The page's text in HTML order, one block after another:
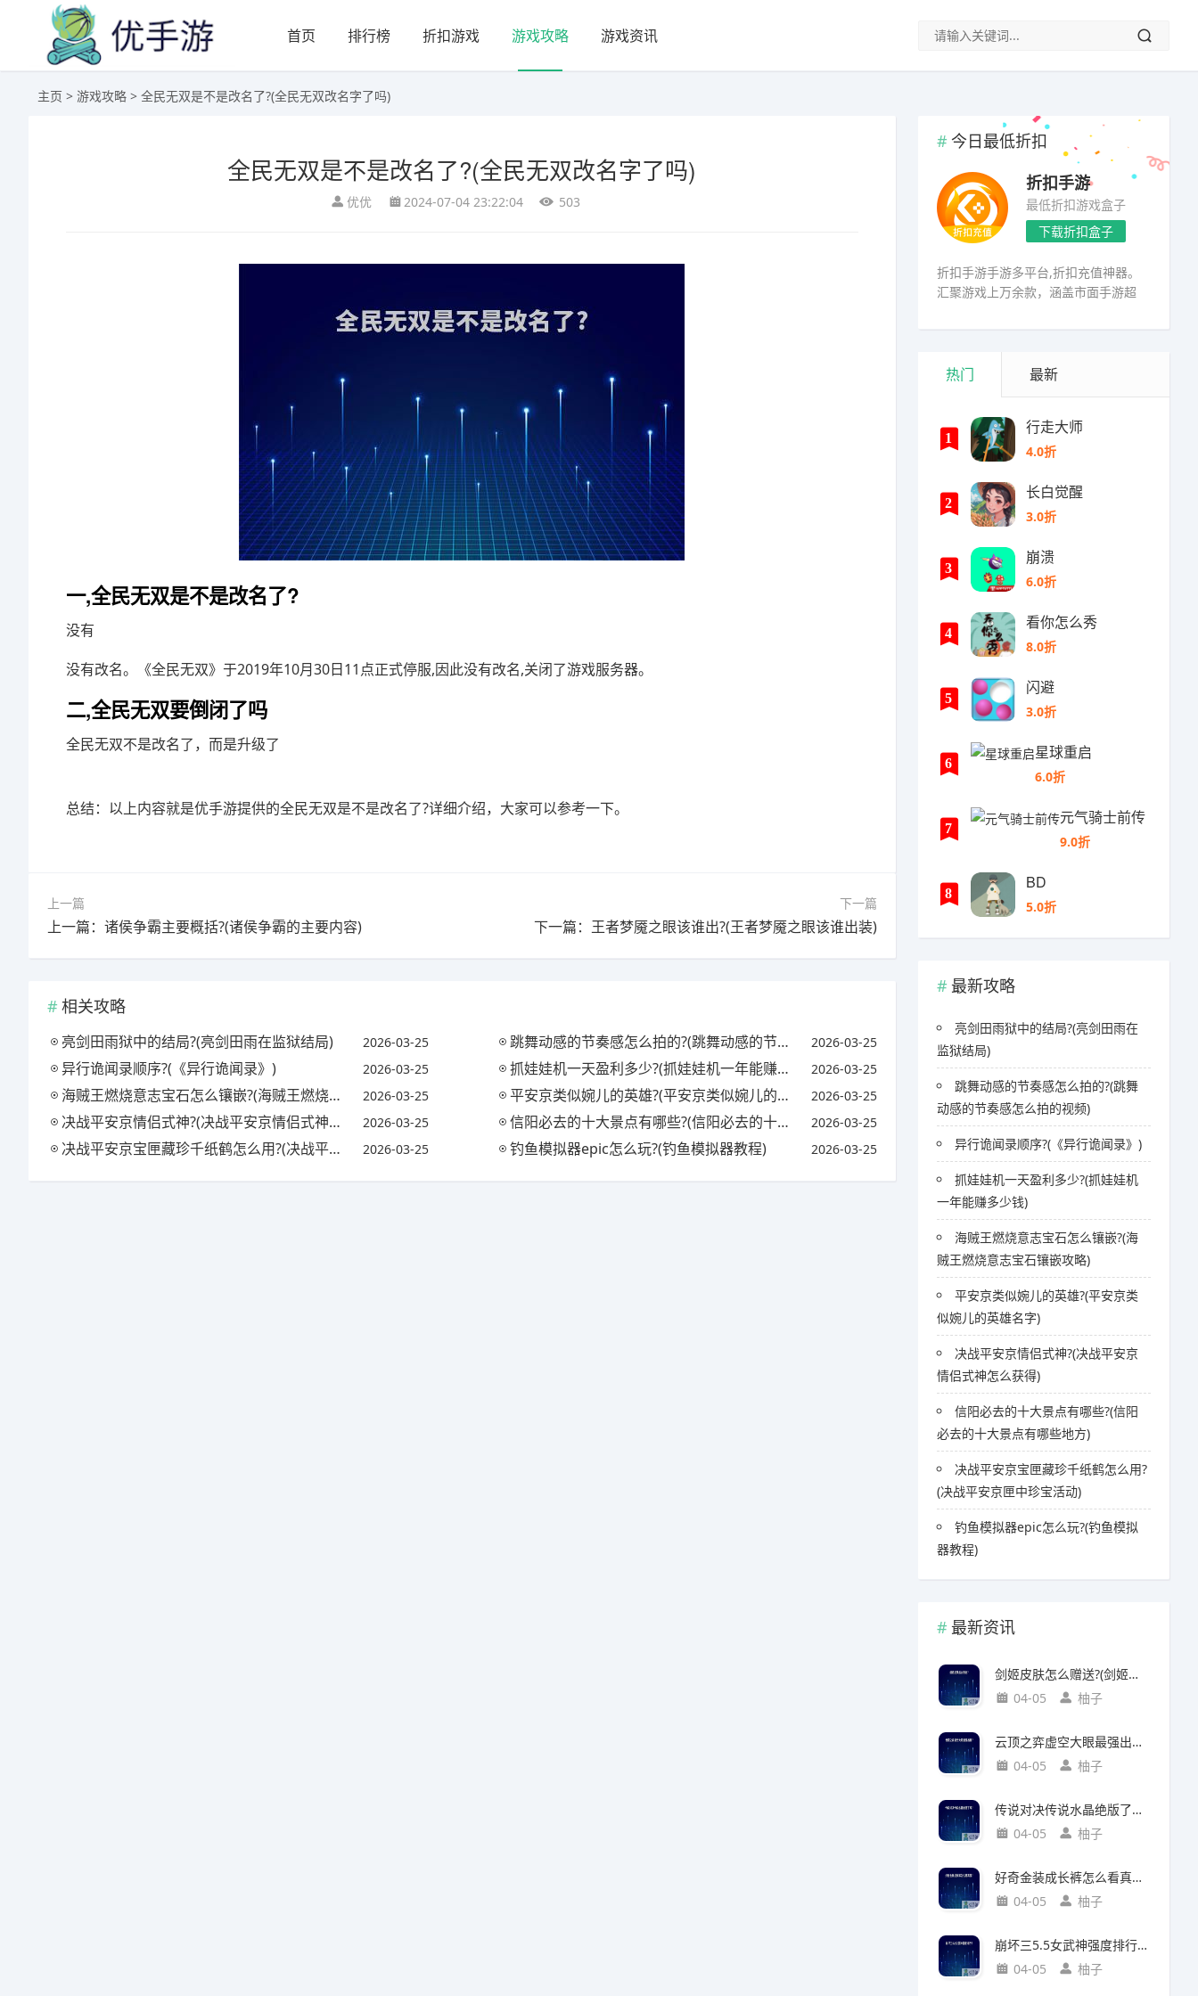
首页 排行榜 折扣游戏 游戏攻略 游戏资讯
主页 > 游戏攻略 > 全民无双是不是改名了?(全民无双改名字了吗)
全民无双是不是改名了?(全民无双改名字了吗)
优优 2024-07-04 23:22:04 503
一,全民无双是不是改名了?
没有
没有改名。《全民无双》于2019年10月30日11点正式停服,因此没有改名,关闭了游戏服务器。
二,全民无双要倒闭了吗
全民无双不是改名了，而是升级了
总结：以上内容就是优手游提供的全民无双是不是改名了?详细介绍，大家可以参考一下。
上一篇
上一篇：诸侯争霸主要概括?(诸侯争霸的主要内容)
下一篇
下一篇：王者梦魇之眼该谁出?(王者梦魇之眼该谁出装)
相关攻略
亮剑田雨狱中的结局?(亮剑田雨在监狱结局) 2026-03-25 跳舞动感的节奏感怎么拍的?(跳舞动感的节奏感怎么拍的视频) 2026-03-25
异行诡闻录顺序?(《异行诡闻录》) 2026-03-25 抓娃娃机一天盈利多少?(抓娃娃机一年能赚多少钱) 2026-03-25
海贼王燃烧意志宝石怎么镶嵌?(海贼王燃烧意志宝石镶嵌攻略) 2026-03-25 平安京类似婉儿的英雄?(平安京类似婉儿的英雄名字) 2026-03-25
决战平安京情侣式神?(决战平安京情侣式神怎么获得) 2026-03-25 信阳必去的十大景点有哪些?(信阳必去的十大景点有哪些地方) 2026-03-25
决战平安京宝匣藏珍千纸鹤怎么用?(决战平安京匣中珍宝活动) 2026-03-25 钓鱼模拟器epic怎么玩?(钓鱼模拟器教程) 2026-03-25
今日最低折扣
折扣手游
最低折扣游戏盒子
下载折扣盒子
折扣手游手游多平台,折扣充值神器。
汇聚游戏上万余款，涵盖市面手游超
热门 最新
1
行走大师
4.0折
2
长白觉醒
3.0折
3
崩溃
6.0折
4
看你怎么秀
8.0折
5
闪避
3.0折
6
星球重启
6.0折
7
元气骑士前传
9.0折
8
BD
5.0折
最新攻略
亮剑田雨狱中的结局?(亮剑田雨在
监狱结局)
跳舞动感的节奏感怎么拍的?(跳舞
动感的节奏感怎么拍的视频)
异行诡闻录顺序?(《异行诡闻录》)
抓娃娃机一天盈利多少?(抓娃娃机
一年能赚多少钱)
海贼王燃烧意志宝石怎么镶嵌?(海
贼王燃烧意志宝石镶嵌攻略)
平安京类似婉儿的英雄?(平安京类
似婉儿的英雄名字)
决战平安京情侣式神?(决战平安京
情侣式神怎么获得)
信阳必去的十大景点有哪些?(信阳
必去的十大景点有哪些地方)
决战平安京宝匣藏珍千纸鹤怎么用?
(决战平安京匣中珍宝活动)
钓鱼模拟器epic怎么玩?(钓鱼模拟
器教程)
最新资讯
剑姬皮肤怎么赠送?(剑姬皮肤怎么赠送给别人)
04-05
柚子
云顶之弈虚空大眼最强出装?(云顶之弈虚空之眼出装)
04-05
柚子
传说对决传说水晶绝版了吗?(传说对决 传说水晶)
04-05
柚子
好奇金装成长裤怎么看真假?(好奇金装成长裤怎么看真假鉴别)
04-05
柚子
崩坏三5.5女武神强度排行?(崩坏三5.2女武神强度)
04-05
柚子